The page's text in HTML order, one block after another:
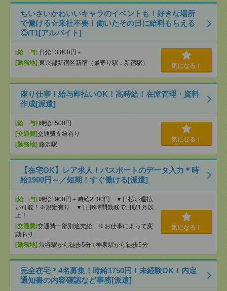
ちいさいかわいいキャラのイベントも！好きな場所
で働ける☆来社不要！働いたその日に給料もらえる
◎/T1[アルバイト]
[給 与] 日給13,000円～
[勤務地] 東京都新宿区新宿（最寄り駅：新宿駅） 気になる！
座り仕事！給与即払いOK！高時給！在庫管理・資料
作成[派遣]
[給 与] 時給1500円
[交通費]交通費支給有り
[勤務地] 藤沢駅
気になる！
【在宅OK】レア求人！パスポートのデータ入力＊時
給1900円～／短期！すぐ働ける[派遣]
[給 与] 時給1900円～時給2100円 ▼日払い週払
い可能！※規定有り ▼1日6時間勤務で日収1万以
上！
[交通費]交通費一部別途支給 ※お仕事によって変
動あり
[勤務地] 渋谷駅から徒歩5分 / 神泉駅から徒歩5分
気になる！
完全在宅＊4名募集！時給1750円！未経験OK！内定
通知書の内容確認など事務[派遣]